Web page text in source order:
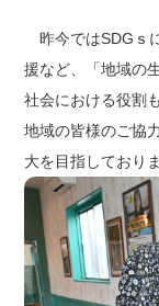
昨今ではSDGｓ
援など、「地域の
社会における役割
地域の皆様のご協
大を目指しておりま